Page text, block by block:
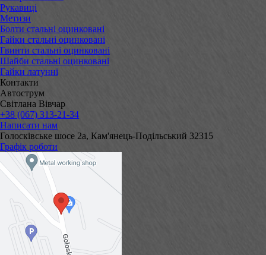
Рукавиці
Метизи
Болти стальні оцинковані
Гайки стальні оцинковані
Гвинти стальні оцинковані
Шайби стальні оцинковані
Гайки латунні
Контакти
Автострум
Світлана Вівчар
+38 (067) 313-21-34
Написати нам
Голосківське шосе 2а, Кам'янець-Подільський 32315
Графік роботи